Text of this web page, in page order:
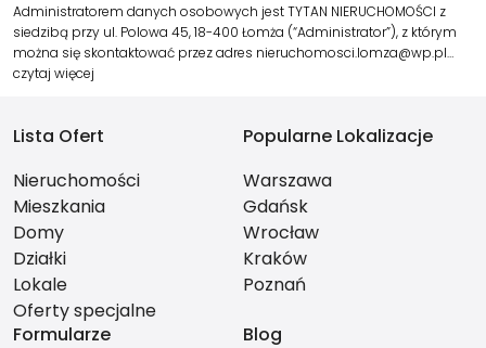
Administratorem danych osobowych jest TYTAN NIERUCHOMOŚCI z
siedzibą przy ul. Polowa 45, 18-400 Łomża (“Administrator”), z którym
można się skontaktować przez adres nieruchomosci.lomza@wp.pl…
czytaj więcej
Lista Ofert
Nieruchomości
Mieszkania
Domy
Działki
Lokale
Oferty specjalne
Popularne Lokalizacje
Warszawa
Gdańsk
Wrocław
Kraków
Poznań
Formularze
Blog